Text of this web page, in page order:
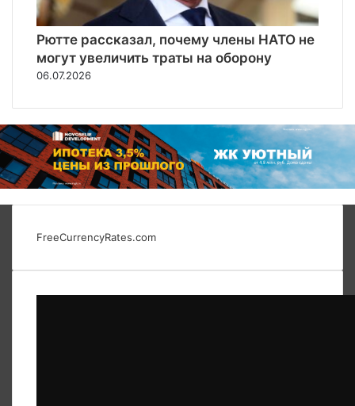
Рютте рассказал, почему члены НАТО не
могут увеличить траты на оборону
06.07.2026
FreeCurrencyRates.com